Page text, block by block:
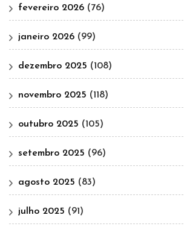
fevereiro 2026 (76)
janeiro 2026 (99)
dezembro 2025 (108)
novembro 2025 (118)
outubro 2025 (105)
setembro 2025 (96)
agosto 2025 (83)
julho 2025 (91)